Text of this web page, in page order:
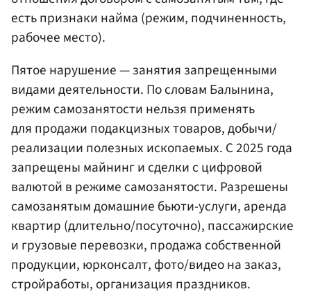
есть признаки найма (режим, подчиненность,
рабочее место).
Пятое нарушение — занятия запрещенными
видами деятельности. По словам Балынина,
режим самозанятости нельзя применять
для продажи подакцизных товаров, добычи/
реализации полезных ископаемых. С 2025 года
запрещены майнинг и сделки с цифровой
валютой в режиме самозанятости. Разрешены
самозанятым домашние бьюти-услуги, аренда
квартир (длительно/посуточно), пассажирские
и грузовые перевозки, продажа собственной
продукции, юрконсалт, фото/видео на заказ,
стройработы, организация праздников.